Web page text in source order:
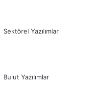
Sektörel Yazılımlar
Bulut Yazılımlar